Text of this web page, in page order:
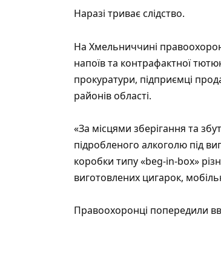
Наразі триває слідство.
На Хмельниччині
напоїв та контрафактної
прокуратури, підприємці
районів області.
«За місцями зберігання та
підробленого алкоголю під
коробки типу «beg-in-box»
виготовлених цигарок,
Правоохоронці попередили